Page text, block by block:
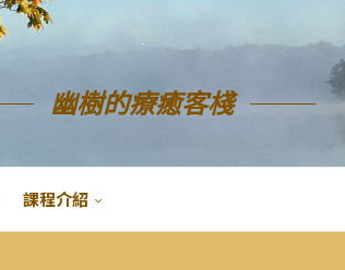
幽樹的療癒客棧
課程介紹